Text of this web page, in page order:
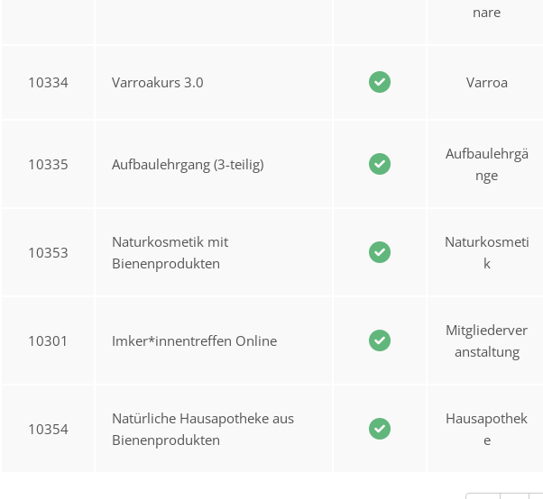
nare
10334 Varroakurs 3.0 Varroa
10335 Aufbaulehrgang (3-teilig)
Aufbaulehrgä
nge
10353
Naturkosmetik mit
Bienenprodukten
Naturkosmeti
k
10301 Imker*innentreffen Online
Mitgliederver
anstaltung
10354
Natürliche Hausapotheke aus
Bienenprodukten
Hausapothek
e